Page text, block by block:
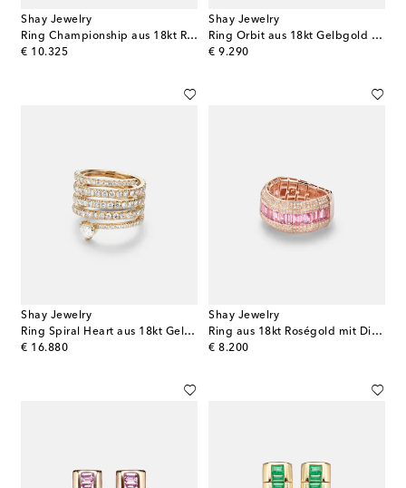
Shay Jewelry
Ring Championship aus 18kt Roségold mit Diamanten und Saphir
€ 10.325
original price
Shay Jewelry
Ring Orbit aus 18kt Gelbgold mit Diamanten
€ 9.290
original price
Shay Jewelry
Ring Spiral Heart aus 18kt Gelbgold mit Diamanten
€ 16.880
original price
Shay Jewelry
Ring aus 18kt Roségold mit Diamanten und Saphiren
€ 8.200
original price